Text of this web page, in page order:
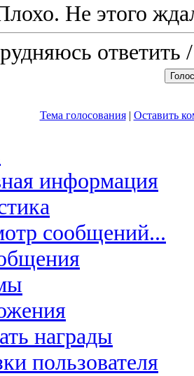
Не этого
Тема голосования| Оставить
информация
сообщений...
награды
пользователя